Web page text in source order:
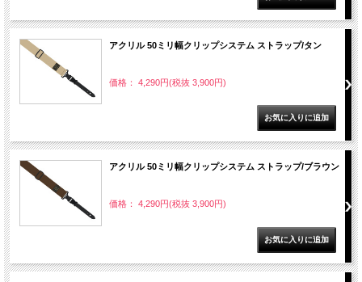
アクリル 50ミリ幅クリップシステム ストラップ/タン
価格： 4,290円(税抜 3,900円)
アクリル 50ミリ幅クリップシステム ストラップ/ブラウン
価格： 4,290円(税抜 3,900円)